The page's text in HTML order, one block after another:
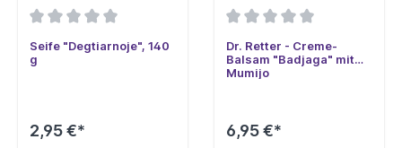
Seife "Degtiarnoje", 140
g
2,95 €*
Dr. Retter - Creme-
Balsam "Badjaga" mit
Mumijo
6,95 €*